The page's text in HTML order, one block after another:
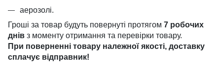
аерозолі.
Гроші за товар будуть повернуті протягом 7 робочих
днів з моменту отримання та перевірки товару.
При поверненні товару належної якості, доставку
сплачує відправник!